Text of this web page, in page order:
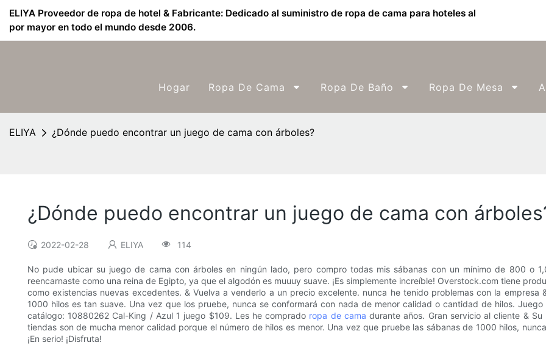
ELIYA Proveedor de ropa de hotel & Fabricante: Dedicado al suministro de ropa de cama para hoteles al
por mayor en todo el mundo desde 2006.
Hogar Ropa De Cama Ropa De Baño Ropa De Mesa
ELIYA ¿Dónde puedo encontrar un juego de cama con árboles?
¿Dónde puedo encontrar un juego de cama con
2022-02-28 ELIYA 114
No pude ubicar su juego de cama con árboles en ningún lado, pero compro todas mis sábanas con un mínimo de 800 o
reencarnaste como una reina de Egipto, ya que el algodón es muuuy suave. ¡Es simplemente increíble! Overstock.com tiene
como existencias nuevas excedentes. & Vuelva a venderlo a un precio excelente. nunca he tenido problemas con la
1000 hilos es tan suave. Una vez que los pruebe, nunca se conformará con nada de menor calidad o cantidad de hilos.
catálogo: 10880262 Cal-King / Azul 1 juego $109. Les he comprado ropa de cama durante años. Gran servicio al cliente &
tiendas son de mucha menor calidad porque el número de hilos es menor. Una vez que pruebe las sábanas de 1000 hilos,
¡En serio! ¡Disfruta!